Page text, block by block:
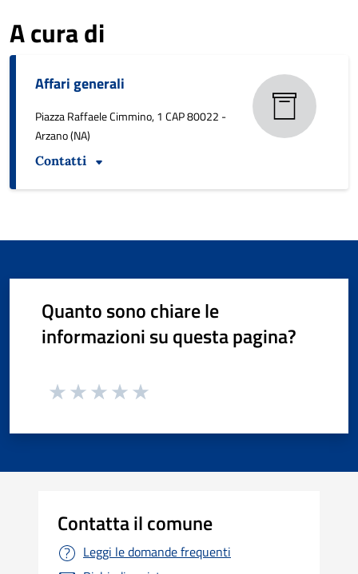
A cura di
Affari generali
Piazza Raffaele Cimmino, 1 CAP 80022 -
Arzano (NA)
Contatti
Quanto sono chiare le
informazioni su questa pagina?
Contatta il comune
Leggi le domande frequenti